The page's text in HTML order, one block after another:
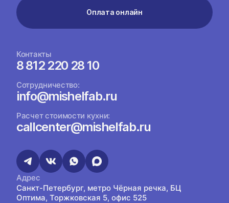
Оплата онлайн
Контакты
8 812 220 28 10
Сотрудничество:
info@mishelfab.ru
Расчет стоимости кухни:
callcenter@mishelfab.ru
Адрес
Санкт-Петербург, метро Чёрная речка, БЦ
Оптима, Торжковская 5, офис 525